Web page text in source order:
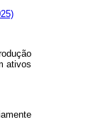
ativos